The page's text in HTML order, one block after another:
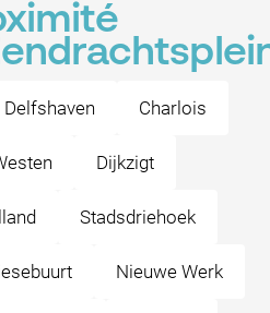
Delfshaven Charlois
Dijkzigt
Stadsdriehoek
Nieuwe Werk